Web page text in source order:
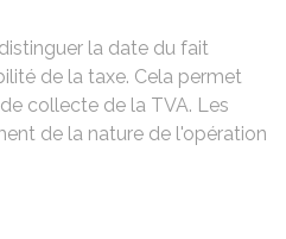
la date du fait
de la taxe. Cela permet
collecte de la TVA. Les
de la nature de l'opération